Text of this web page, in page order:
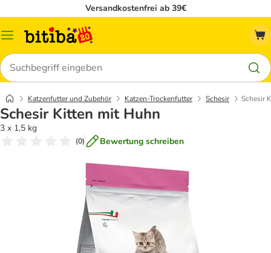
Versandkostenfrei ab 39€
Menü
Suchen
Katzenfutter und Zubehör Katzen-Trockenfutter Schesir Schesir
Schesir Kitten mit Huhn
3 x 1,5 kg
(0) Bewertung schreiben